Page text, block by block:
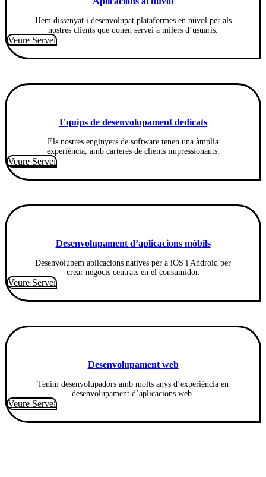
Hem dissenyat i desenvolupat plataformes en núvol per als
nostres clients que donen servei a milers d’usuaris.
Veure Servei
Equips de desenvolupament dedicats
Els nostres enginyers de software tenen una àmplia
experiència, amb carteres de clients impressionants.
Veure Servei
Desenvolupament d’aplicacions mòbils
Desenvolupem aplicacions natives per a iOS i Android per
crear negocis centrats en el consumidor.
Veure Servei
Desenvolupament web
Tenim desenvolupadors amb molts anys d’experiència en
desenvolupament d’aplicacions web.
Veure Servei